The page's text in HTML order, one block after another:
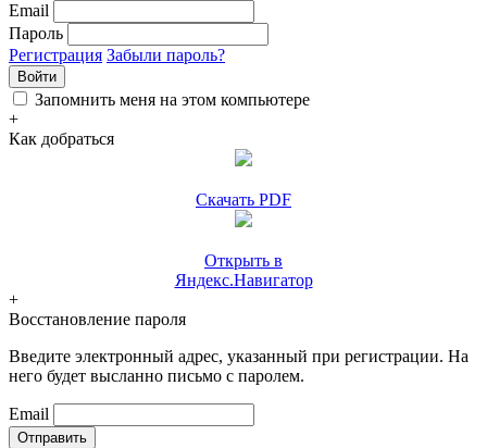
Email
Пароль
Регистрация Забыли пароль?
Войти
Запомнить меня на этом компьютере
+
Как добраться
Скачать PDF
Открыть в
Яндекс.Навигатор
+
Восстановление пароля
Введите электронный адрес, указанный при регистрации. На
него будет высланно письмо с паролем.
Email